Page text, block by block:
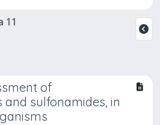
11
of
sulfonamides, in